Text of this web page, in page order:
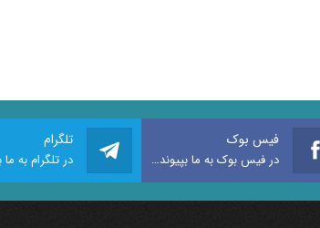
فیس بوک
در فیس بوک به ما بپیوندید
تلگرام
در تلگرام به ما